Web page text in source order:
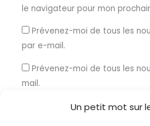
Un petit mot sur
le navigateur pour mon
Prévenez-moi de tous les
par e-mail.
Prévenez-moi de tous les
mail.